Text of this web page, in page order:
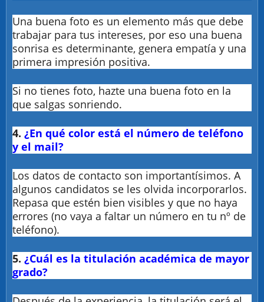
Una buena foto es un elemento más que debe
trabajar para tus intereses, por eso una buena
sonrisa es determinante, genera empatía y una
primera impresión positiva.
Si no tienes foto, hazte una buena foto en la
que salgas sonriendo.
4. ¿En qué color está el número de teléfono
y el mail?
Los datos de contacto son importantísimos. A
algunos candidatos se les olvida incorporarlos.
Repasa que estén bien visibles y que no haya
errores (no vaya a faltar un número en tu nº de
teléfono).
5. ¿Cuál es la titulación académica de mayor
grado?